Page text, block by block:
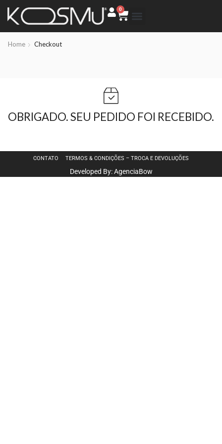
0
Home Checkout
OBRIGADO. SEU PEDIDO FOI RECEBIDO.
CONTATO TERMOS & CONDIÇÕES – TROCA E DEVOLUÇÕES
Developed By: AgenciaBow